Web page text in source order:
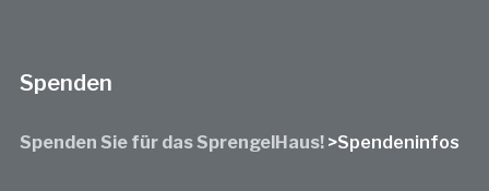
Spenden
Spenden Sie für das SprengelHaus! >Spendeninfos